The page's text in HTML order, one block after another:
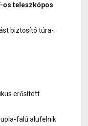
os teleszkópos
biztosító túra-
erősített
falú alufelnik